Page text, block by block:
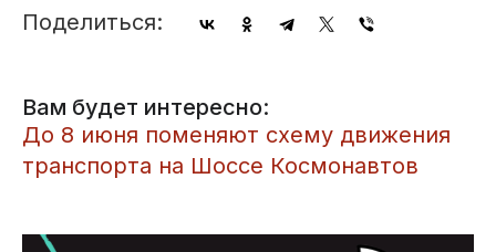
Поделиться:
Вам будет интересно:
До 8 июня поменяют схему движения
транспорта на Шоссе Космонавтов